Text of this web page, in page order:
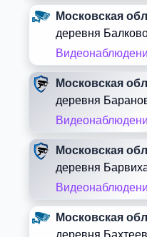
Московская
деревня
Московская
деревня
Московская
деревня
Московская